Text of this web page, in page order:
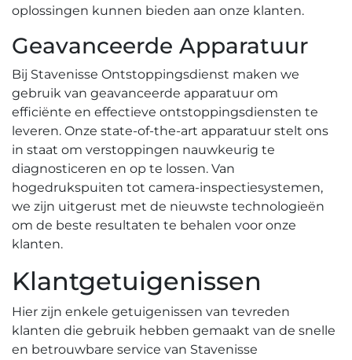
oplossingen kunnen bieden aan onze klanten.
Geavanceerde Apparatuur
Bij Stavenisse Ontstoppingsdienst maken we
gebruik van geavanceerde apparatuur om
efficiënte en effectieve ontstoppingsdiensten te
leveren. Onze state-of-the-art apparatuur stelt ons
in staat om verstoppingen nauwkeurig te
diagnosticeren en op te lossen.​ Van
hogedrukspuiten tot camera-inspectiesystemen,
we zijn uitgerust met de nieuwste technologieën
om de beste resultaten te behalen voor onze
klanten.​
Klantgetuigenissen
Hier zijn enkele getuigenissen van tevreden
klanten die gebruik hebben gemaakt van de snelle
en betrouwbare service van Stavenisse